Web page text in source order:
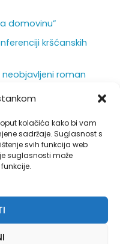
kolačića kako bi vam
sadržaje. Suglasnost s
svih funkcija web
suglasnosti može
domovinu”
kršćanskih
roman